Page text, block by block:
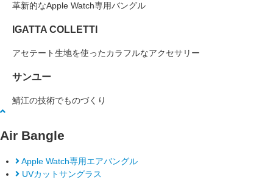
革新的なApple Watch専用バングル
IGATTA COLLETTI
アセテート生地を使ったカラフルなアクセサリー
サンユー
鯖江の技術でものづくり
Air Bangle
Apple Watch専用エアバングル
UVカットサングラス